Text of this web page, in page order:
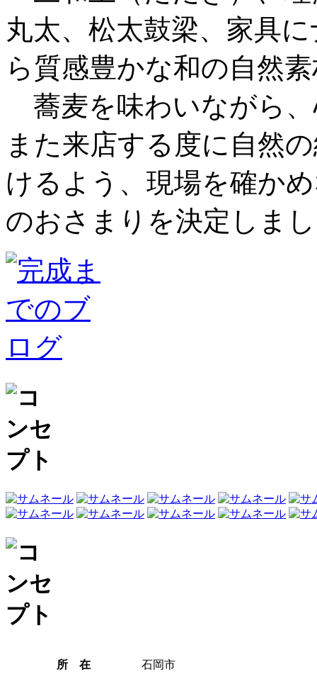
丸太、松太鼓梁、家具
ら質感豊かな和の自然
蕎麦を味わいながら
また来店する度に自然
けるよう、現場を確か
のおさまりを決定しま
所 在 石岡市